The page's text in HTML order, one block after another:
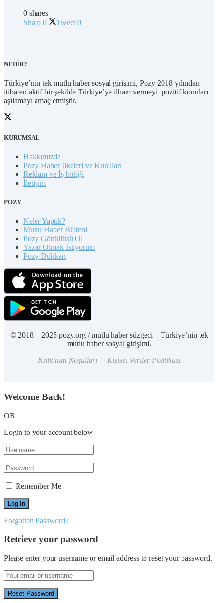
0 shares
Share 0 Tweet 0
NEDİR?
Türkiye’nin tek mutlu haber sosyal girişimi, Pozy 2018 yılından
itibaren aktif bir şekilde Türkiye’ye ilham vermeyi, pozitif konuları
aşılamayı amaç etmiştir.
KURUMSAL
Hakkımızda
Pozy Haber İlkeleri ve Kuralları
Reklam ve İş birliği
İletişim
POZY
Neler Yaptık?
Mutlu Haber Bülteni
Pozy Gönüllüsü Ol
Yazar Olmak İstiyorum
Pozy Dükkan
© 2018 – 2025 pozy.org / mutlu haber süzgeci – Türkiye’nin tek
mutlu haber sosyal girişimi.
Kullanım Koşulları – Kişisel Veriler Politikası
Welcome Back!
OR
Login to your account below
Remember Me
Forgotten Password?
Retrieve your password
Please enter your username or email address to reset your password.